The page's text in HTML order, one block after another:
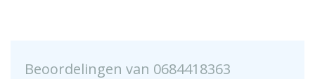
Beoordelingen van 0684418363